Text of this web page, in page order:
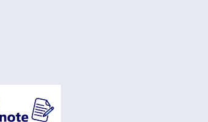
新規ウィンドウで開く